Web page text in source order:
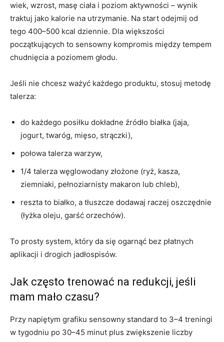
wiek, wzrost, masę ciała i poziom aktywności – wynik
traktuj jako kalorie na utrzymanie. Na start odejmij od
tego 400–500 kcal dziennie. Dla większości
początkujących to sensowny kompromis między tempem
chudnięcia a poziomem głodu.
Jeśli nie chcesz ważyć każdego produktu, stosuj metodę
talerza:
do każdego posiłku dokładne źródło białka (jaja,
jogurt, twaróg, mięso, strączki),
połowa talerza warzyw,
1/4 talerza węglowodany złożone (ryż, kasza,
ziemniaki, pełnoziarnisty makaron lub chleb),
reszta to białko, a tłuszcze dodawaj raczej oszczędnie
(łyżka oleju, garść orzechów).
To prosty system, który da się ogarnąć bez płatnych
aplikacji i drogich jadłospisów.
Jak często trenować na redukcji, jeśli
mam mało czasu?
Przy napiętym grafiku sensowny standard to 3–4 treningi
w tygodniu po 30–45 minut plus zwiększenie liczby